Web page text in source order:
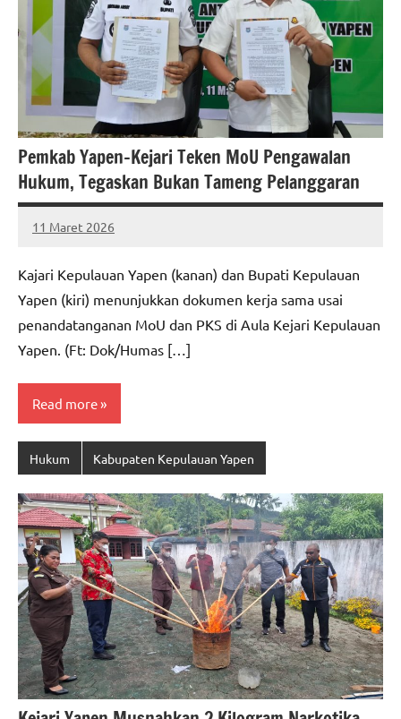
Pemkab Yapen–Kejari Teken MoU Pengawalan
Hukum, Tegaskan Bukan Tameng Pelanggaran
11 Maret 2026
MEPAGO
No
Kajari Kepulauan Yapen (kanan) dan Bupati Kepulauan
Yapen (kiri) menunjukkan dokumen kerja sama usai
penandatanganan MoU dan PKS di Aula Kejari Kepulauan
Yapen. (Ft: Dok/Humas […]
Read more
Hukum Kabupaten Kepulauan Yapen